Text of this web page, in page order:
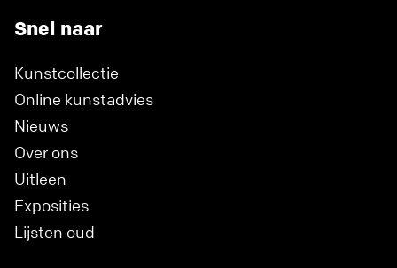
Snel naar
Kunstcollectie
Online kunstadvies
Nieuws
Over ons
Uitleen
Exposities
Lijsten oud